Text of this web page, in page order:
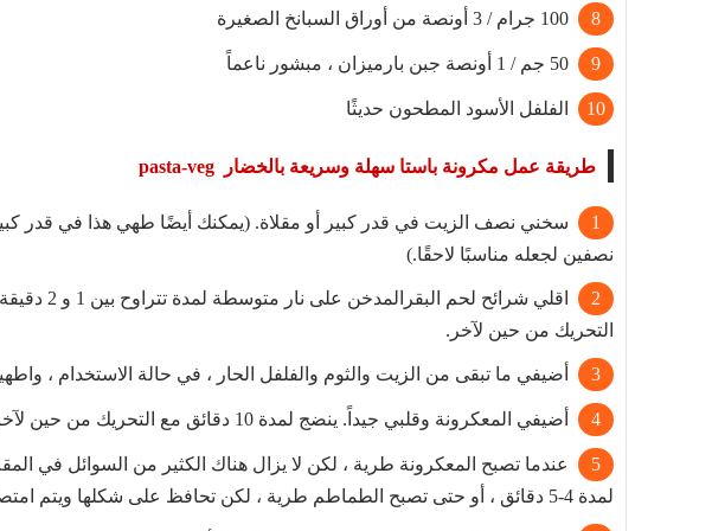
100 جرام / 3 أونصة من أوراق السبانخ الصغيرة
50 جم / 1 أونصة جبن بارميزان ، مبشور ناعماً
الفلفل الأسود المطحون حديثًا
طريقة عمل مكرونة باستا سهلة وسريعة بالخضار pasta-veg
سخني نصف الزيت في قدر كبير أو مقلاة. (يمكنك أيضًا طهي هذا في قدر
نصفين لجعله مناسبًا لاحقًا.)
اقلي شرائح
التحريك من حين لآخر.
أضيفي ما تبقى من الزيت والثوم والفلفل الحار ، في حالة الاستخدام ،
أضيفي المعكرونة وقلبي جيداً. ينضج لمدة 10 دقائق مع التحريك من حين لآخر.
عندما تصبح المعكرونة طرية ، لكن لا يزال هناك الكثير من السوائل في
لمدة 4-5 دقائق ، أو حتى تصبح الطماطم طرية ، لكن تحافظ على شكلها ويتم امتصاص السائل بالكامل تقريبًا.